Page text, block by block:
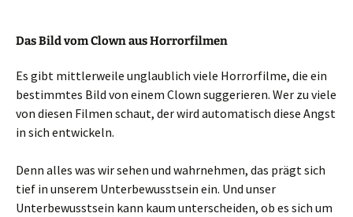
Das Bild vom Clown aus Horrorfilmen
Es gibt mittlerweile unglaublich viele Horrorfilme, die ein
bestimmtes Bild von einem Clown suggerieren. Wer zu viele
von diesen Filmen schaut, der wird automatisch diese Angst
in sich entwickeln.
Denn alles was wir sehen und wahrnehmen, das prägt sich
tief in unserem Unterbewusstsein ein. Und unser
Unterbewusstsein kann kaum unterscheiden, ob es sich um